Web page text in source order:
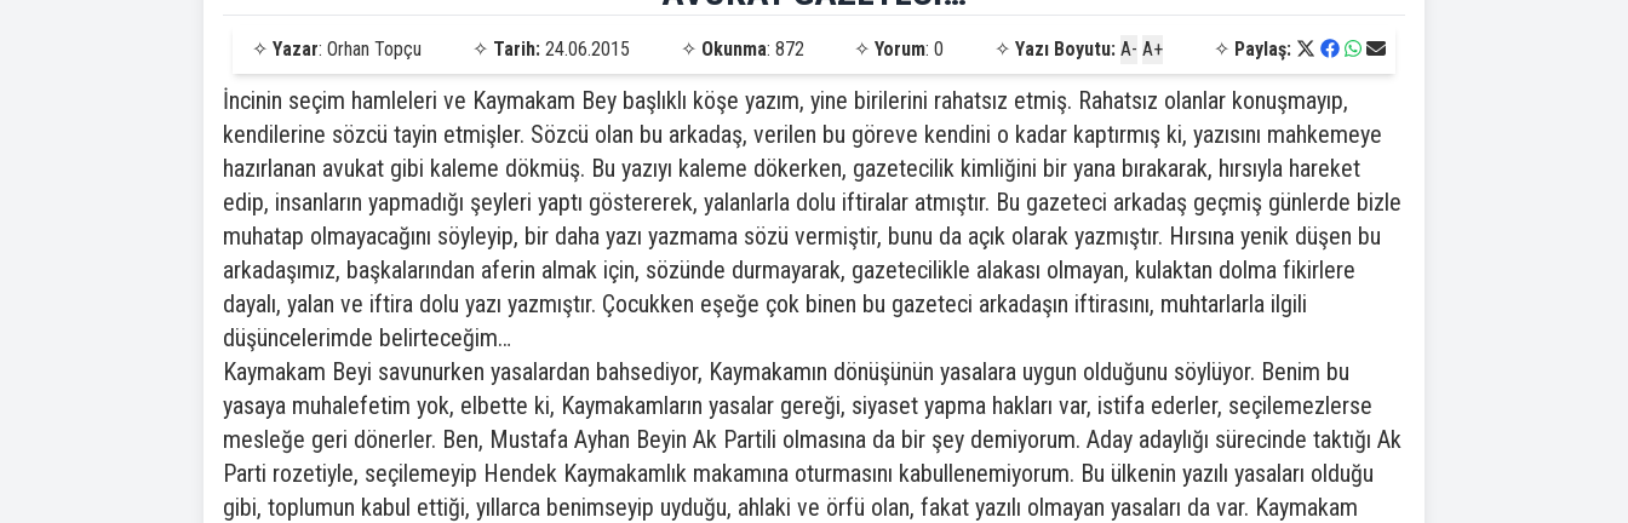
✧ Yazar: Orhan Topçu ✧ Tarih: 24.06.2015 ✧ Okunma: 872 ✧Yorum: 0 ✧Yazı Boyutu: A- A+ ✧ Paylaş:
İncinin seçim hamleleri ve Kaymakam Bey başlıklı köşe yazım, yine birilerini rahatsız etmiş. Rahatsız olanlar konuşmayıp,
kendilerine sözcü tayin etmişler. Sözcü olan bu arkadaş, verilen bu göreve kendini o kadar kaptırmış ki, yazısını mahkemeye
hazırlanan avukat gibi kaleme dökmüş. Bu yazıyı kaleme dökerken, gazetecilik kimliğini bir yana bırakarak, hırsıyla hareket
edip, insanların yapmadığı şeyleri yaptı göstererek, yalanlarla dolu iftiralar atmıştır. Bu gazeteci arkadaş geçmiş günlerde bizle
muhatap olmayacağını söyleyip, bir daha yazı yazmama sözü vermiştir, bunu da açık olarak yazmıştır. Hırsına yenik düşen bu
arkadaşımız, başkalarından aferin almak için, sözünde durmayarak, gazetecilikle alakası olmayan, kulaktan dolma fikirlere
dayalı, yalan ve iftira dolu yazı yazmıştır. Çocukken eşeğe çok binen bu gazeteci arkadaşın iftirasını, muhtarlarla ilgili
düşüncelerimde belirteceğim…
Kaymakam Beyi savunurken yasalardan bahsediyor, Kaymakamın dönüşünün yasalara uygun olduğunu söylüyor. Benim bu
yasaya muhalefetim yok, elbette ki, Kaymakamların yasalar gereği, siyaset yapma hakları var, istifa ederler, seçilemezlerse
mesleğe geri dönerler. Ben, Mustafa Ayhan Beyin Ak Partili olmasına da bir şey demiyorum. Aday adaylığı sürecinde taktığı Ak
Parti rozetiyle, seçilemeyip Hendek Kaymakamlık makamına oturmasını kabullenemiyorum. Bu ülkenin yazılı yasaları olduğu
gibi, toplumun kabul ettiği, yıllarca benimseyip uyduğu, ahlaki ve örfü olan, fakat yazılı olmayan yasaları da var. Kaymakam